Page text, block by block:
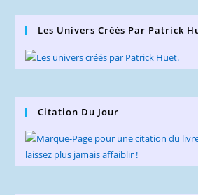
Les Univers Créés Par Patrick
Citation Du Jour